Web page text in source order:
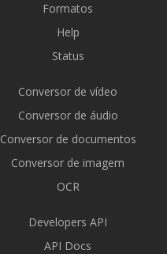
Formatos
Help
Status
Conversor de vídeo
Conversor de áudio
Conversor de documentos
Conversor de imagem
OCR
Developers API
API Docs